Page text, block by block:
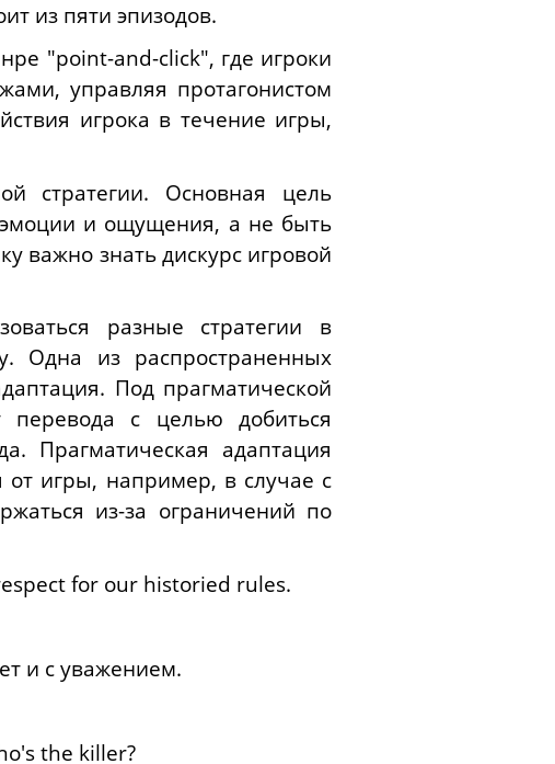
из пяти эпизодов.
"point-and-click", где игроки
управляя протагонистом
игрока в течение игры,
стратегии. Основная цель
эмоции и ощущения, а не быть
важно знать дискурс игровой
разные стратегии в
Одна из распространенных
Под прагматической
перевода с целью добиться
. Прагматическая адаптация
игры, например, в случае с
из-за ограничений по
for our historied rules.
и с уважением.
the killer?